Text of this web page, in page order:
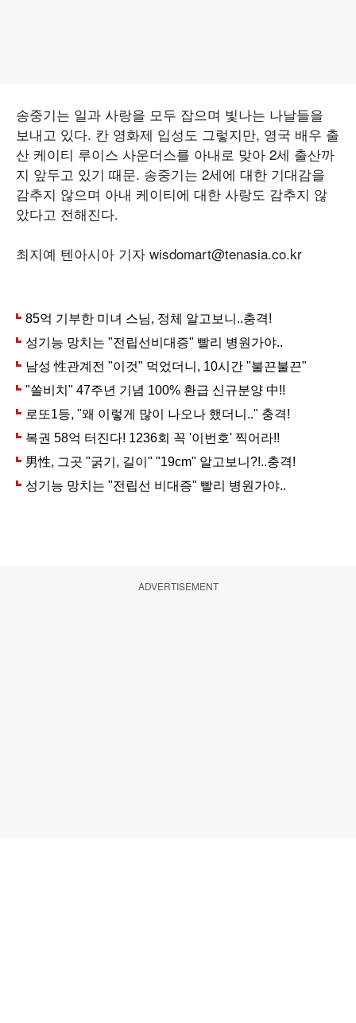
송중기는 일과 사랑을 모두 잡으며 빛나는 나날들을
보내고 있다. 칸 영화제 입성도 그렇지만, 영국 배우 출
산 케이티 루이스 사운더스를 아내로 맞아 2세 출산까
지 앞두고 있기 때문. 송중기는 2세에 대한 기대감을
감추지 않으며 아내 케이티에 대한 사랑도 감추지 않
았다고 전해진다.
최지예 텐아시아 기자 wisdomart@tenasia.co.kr
ADVERTISEMENT